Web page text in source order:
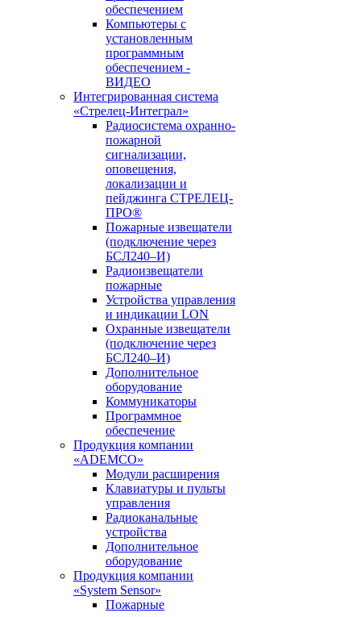
обеспечением
Компьютеры с
установленным
программным
обеспечением -
ВИДЕО
Интегрированная система
«Стрелец-Интеграл»
Радиосистема охранно-
пожарной
сигнализации,
оповещения,
локализации и
пейджинга СТРЕЛЕЦ-
ПРО®
Пожарные извещатели
(подключение через
БСЛ240–И)
Радиоизвещатели
пожарные
Устройства управления
и индикации LON
Охранные извещатели
(подключение через
БСЛ240–И)
Дополнительное
оборудование
Коммуникаторы
Программное
обеспечение
Продукция компании
«ADEMCO»
Модули расширения
Клавиатуры и пульты
управления
Радиоканальные
устройства
Дополнительное
оборудование
Продукция компании
«System Sensor»
Пожарные